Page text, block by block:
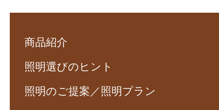
商品紹介
照明選びのヒント
照明のご提案／照明プラン